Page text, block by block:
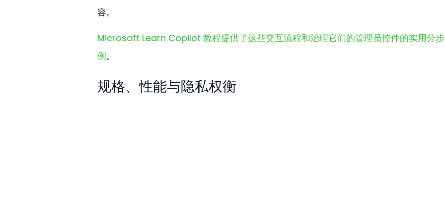
容。
Microsoft Learn Copilot 教程提供了这些交互流程和治理它们的管理员控件的实用分
例。
规格、性能与隐私权衡